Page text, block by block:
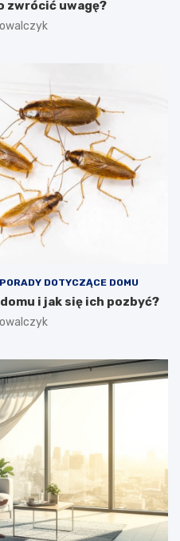
zwrócić uwagę?
PORADY DOTYCZĄCE DOMU
i jak się ich pozbyć?